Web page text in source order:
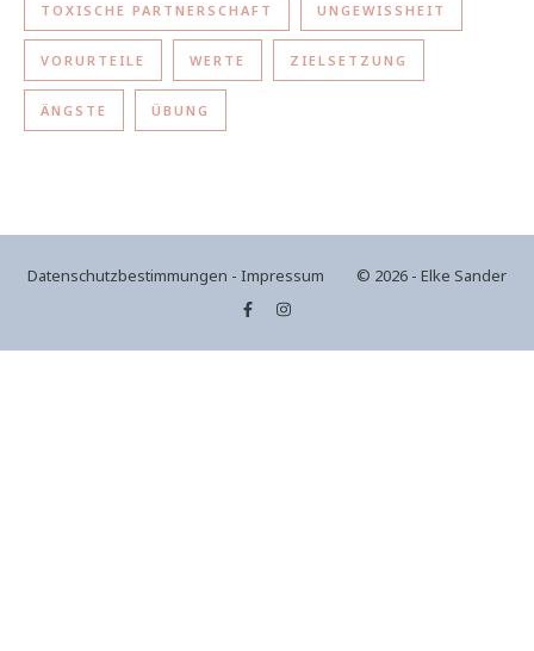
TOXISCHE PARTNERSCHAFT UNGEWISSHEIT
VORURTEILE WERTE ZIELSETZUNG
ÄNGSTE ÜBUNG
Datenschutzbestimmungen - Impressum © 2026 - Elke Sander